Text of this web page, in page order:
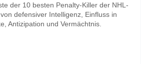
der 10 besten Penalty-Killer der NHL-
defensiver Intelligenz, Einfluss in
Antizipation und Vermächtnis.